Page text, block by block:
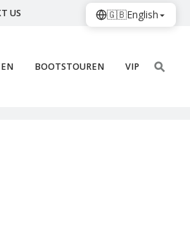
US
BOOTSTOUREN VIP
🇬🇧English